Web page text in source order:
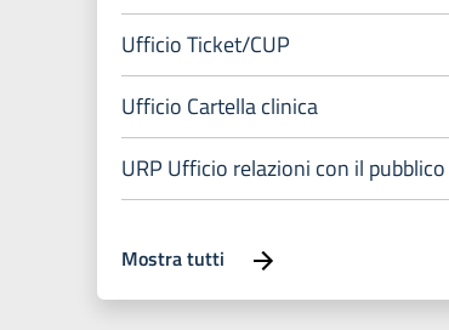
Ufficio Ticket/CUP
Ufficio Cartella clinica
URP Ufficio relazioni con il pubblico
Mostra tutti